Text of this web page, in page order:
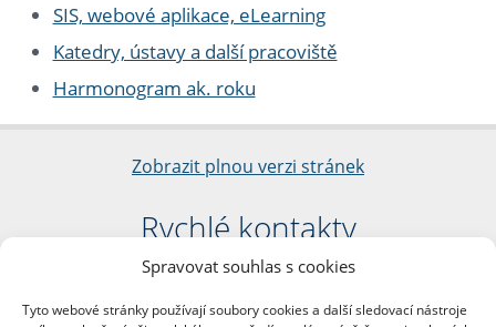
Spravovat souhlas s cookies
Tyto webové stránky používají soubory cookies a další sledovací nástroje
SIS, webové aplikace, eLearning
Katedry, ústavy a další pracoviště
Harmonogram ak. roku
Zobrazit plnou verzi stránek
Rychlé kontakty
Filozofická fakulta
nám. Jana Palacha 1/2